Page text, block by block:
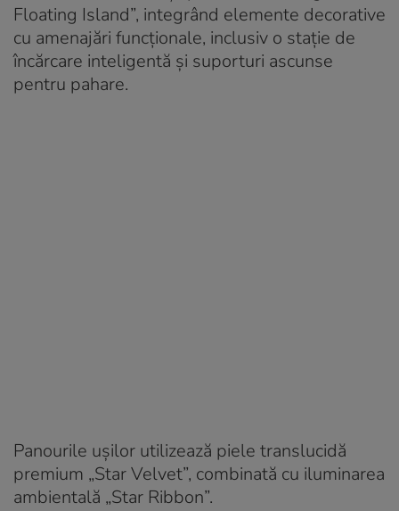
Floating Island”, integrând elemente decorative
cu amenajări funcționale, inclusiv o stație de
încărcare inteligentă și suporturi ascunse
pentru pahare.
Panourile ușilor utilizează piele translucidă
premium „Star Velvet”, combinată cu iluminarea
ambientală „Star Ribbon”.